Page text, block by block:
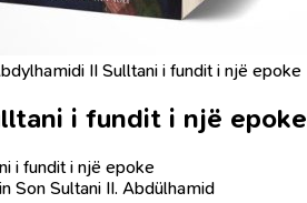
II Sulltani i fundit i një epoke
i fundit i një epoke
i fundit i një epoke
Son Sultani II. Abdülhamid